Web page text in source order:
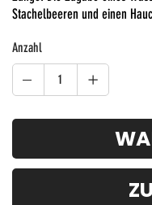
Stachelbeeren und einen
Anzahl